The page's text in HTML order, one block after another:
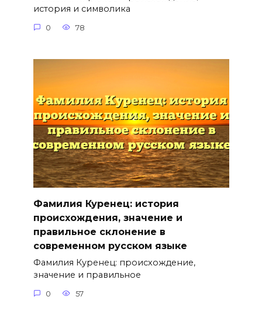
история и символика
0 78
Фамилия Куренец: история
происхождения, значение и
правильное склонение в
современном русском языке
Фамилия Куренец: происхождение,
значение и правильное
0 57